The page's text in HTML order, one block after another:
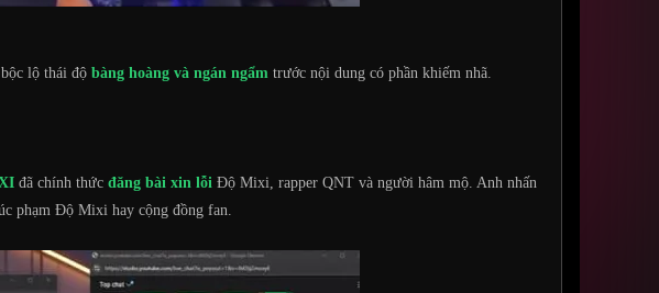
lộ thái độ bàng hoàng và ngán ngẩm trước nội dung có phần khiếm nhã.
đã chính thức đăng bài xin lỗi Độ Mixi, rapper QNT và người hâm mộ. Anh nhấn
phạm Độ Mixi hay cộng đồng fan.